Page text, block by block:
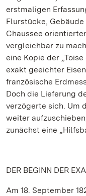
erstmaligen
Flurstücke,
Chaussee
vergleichbar zu
eine Kopie der
exakt geeichter
französische
Doch die Lieferung
verzögerte sich. Um
weiter
zunächst eine
DER BEGINN DER
Am 18. September